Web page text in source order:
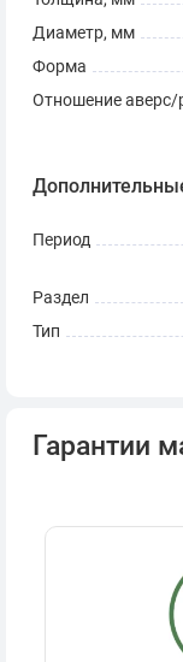
Диаметр, мм
Форма
Отношение аверс/
Период
Раздел
Тип
Гарантии